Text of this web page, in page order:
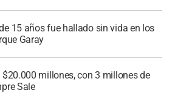
15 años fue hallado sin vida en los
Garay
millones, con 3 millones de
Sale